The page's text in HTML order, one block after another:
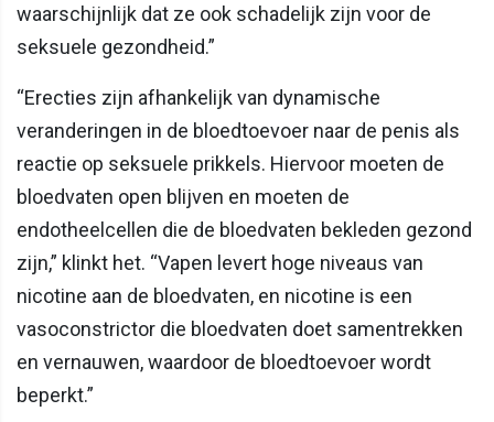
waarschijnlijk dat ze ook schadelijk zijn voor de
seksuele gezondheid.”
“Erecties zijn afhankelijk van dynamische
veranderingen in de bloedtoevoer naar de penis als
reactie op seksuele prikkels. Hiervoor moeten de
bloedvaten open blijven en moeten de
endotheelcellen die de bloedvaten bekleden gezond
zijn,” klinkt het. “Vapen levert hoge niveaus van
nicotine aan de bloedvaten, en nicotine is een
vasoconstrictor die bloedvaten doet samentrekken
en vernauwen, waardoor de bloedtoevoer wordt
beperkt.”